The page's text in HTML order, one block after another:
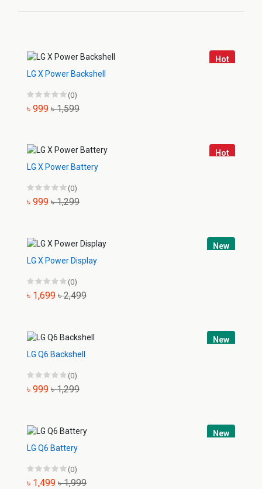
Hot
LG X Power Backshell
(0)
৳ 999 ৳ 1,599
Hot
LG X Power Battery
(0)
৳ 999 ৳ 1,299
New
LG X Power Display
(0)
৳ 1,699 ৳ 2,499
New
LG Q6 Backshell
(0)
৳ 999 ৳ 1,299
New
LG Q6 Battery
(0)
৳ 1,499 ৳ 1,999